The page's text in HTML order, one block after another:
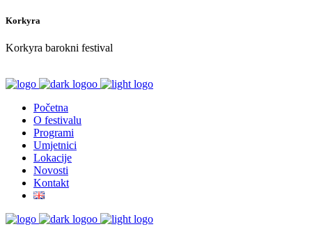
Korkyra
Korkyra barokni festival
Početna
O festivalu
Programi
Umjetnici
Lokacije
Novosti
Kontakt